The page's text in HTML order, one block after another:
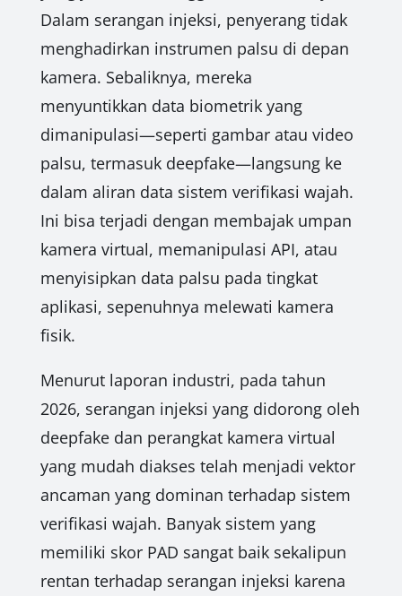
Dalam serangan injeksi, penyerang tidak
menghadirkan instrumen palsu di depan
kamera. Sebaliknya, mereka
menyuntikkan data biometrik yang
dimanipulasi—seperti gambar atau video
palsu, termasuk deepfake—langsung ke
dalam aliran data sistem verifikasi wajah.
Ini bisa terjadi dengan membajak umpan
kamera virtual, memanipulasi API, atau
menyisipkan data palsu pada tingkat
aplikasi, sepenuhnya melewati kamera
fisik.
Menurut laporan industri, pada tahun
2026, serangan injeksi yang didorong oleh
deepfake dan perangkat kamera virtual
yang mudah diakses telah menjadi vektor
ancaman yang dominan terhadap sistem
verifikasi wajah. Banyak sistem yang
memiliki skor PAD sangat baik sekalipun
rentan terhadap serangan injeksi karena